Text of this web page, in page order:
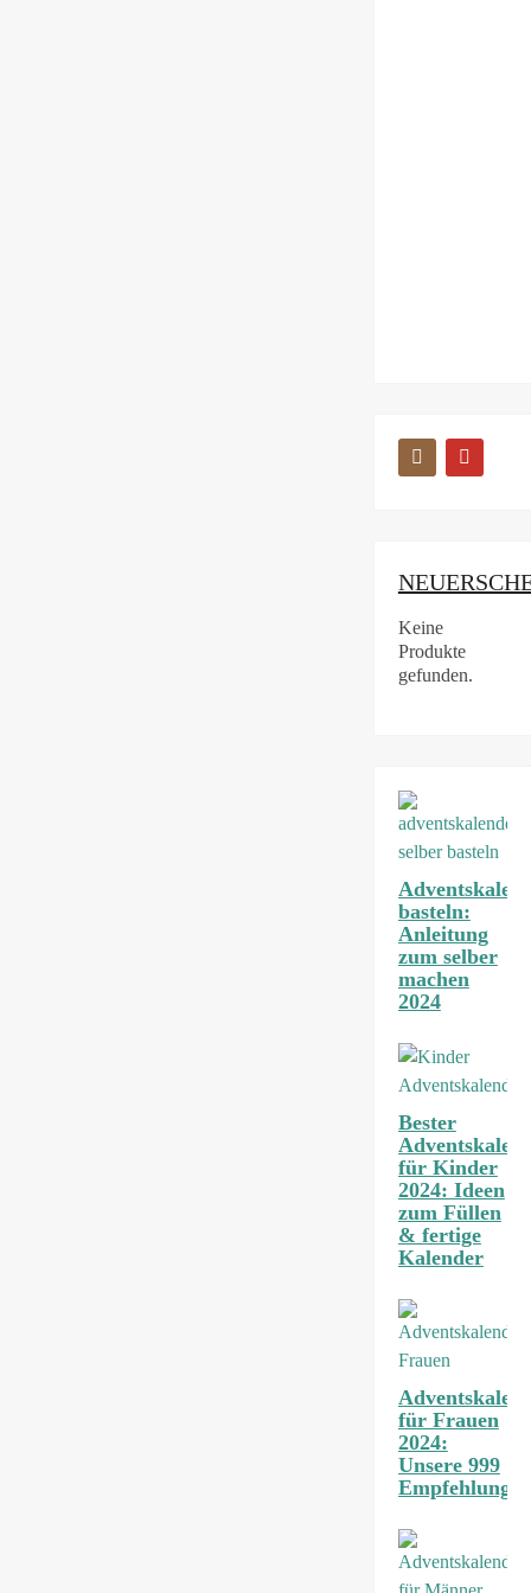
Keine
Produkte
gefunden.
basteln:
Anleitung
zum selber
machen
2024
Bester
für Kinder
2024: Ideen
zum Füllen
& fertige
Kalender
für Frauen
2024:
Unsere 999
Empfehlungen